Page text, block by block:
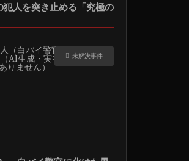
犯人を突き止める「究極の
未解決事件